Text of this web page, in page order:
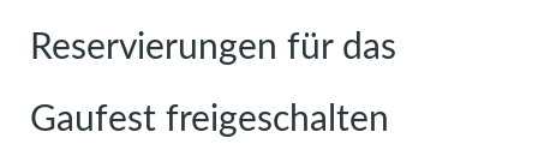
Reservierungen für das
Gaufest freigeschalten